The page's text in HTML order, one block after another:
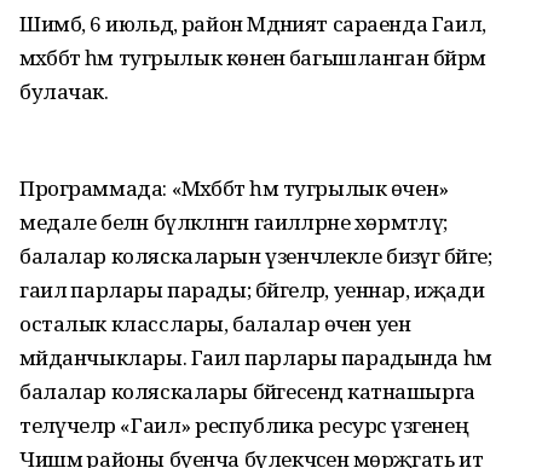
Шимбә, 6 июльдә, район Мәдәният сараенда Гаилә,
мәхәббәт һәм тугрылык көненә багышланган бәйрәм
булачак.
Программада: «Мәхәббәт һәм тугрылык өчен»
медале белән бүләкләнгән гаиләләрне хөрмәтләү;
балалар коляскаларын үзенчәлекле бизәүгә бәйге;
гаилә парлары парады; бәйгеләр, уеннар, иҗади
осталык класслары, балалар өчен уен
мәйданчыклары. Гаилә парлары парадында һәм
балалар коляскалары бәйгесендә катнашырга
теләүчеләр «Гаилә» республика ресурс үзәгенең
Чишмә районы буенча бүлекчәсенә мөрәҗәгать итә